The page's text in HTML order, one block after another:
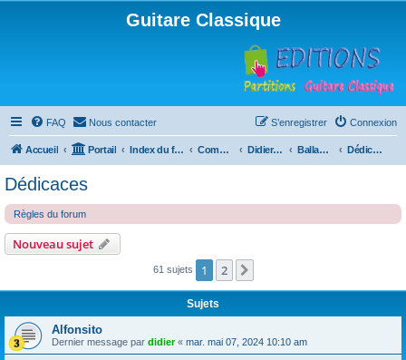
Guitare Classique
FAQ Nous contacter Connexion
S’enregistrer
Accueil Portail Index du forum Compositions Didierland Ballades et autres réveries Dédicaces
Dédicaces
Règles du forum
Nouveau sujet
61 sujets 1 2
Sujets
Alfonsito
Dernier message par didier« mar. mai 07, 2024 10:10 am